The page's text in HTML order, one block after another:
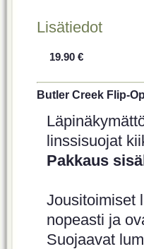
Lisätiedot
19.90 €
Butler Creek Flip-
linssisuojat
Pakkaus
Jousitoimiset
nopeasti ja
Suojaavat